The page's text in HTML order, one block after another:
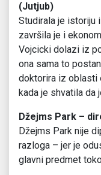
(Jutjub)
Studirala je istoriju
završila je i
Vojcicki dolazi iz
ona sama to
doktorira iz oblasti
kada je shvatila da
Džejms Park –
Džejms Park nije
razloga – jer je
glavni predmet